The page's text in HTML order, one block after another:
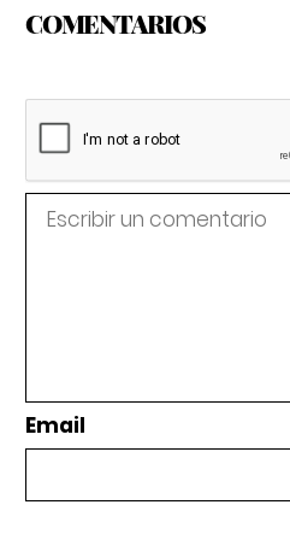
COMENTARIOS
Email